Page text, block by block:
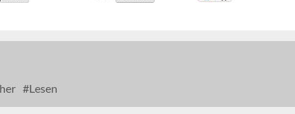
Lesen